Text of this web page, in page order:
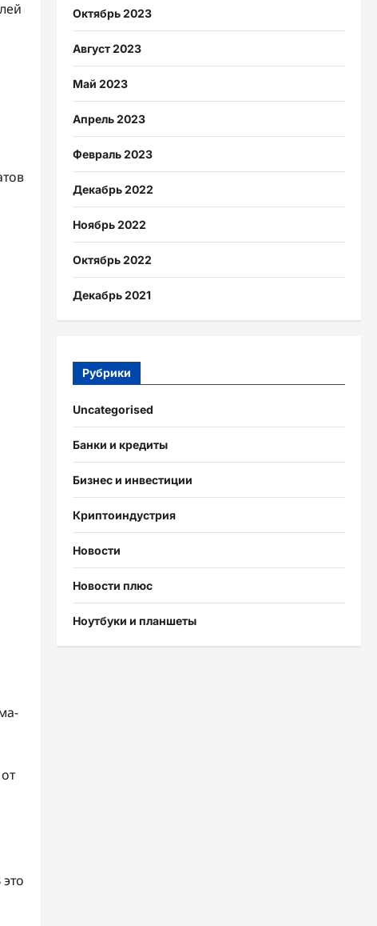
Октябрь 2023
Август 2023
Май 2023
Апрель 2023
Февраль 2023
Декабрь 2022
Ноябрь 2022
Октябрь 2022
Декабрь 2021
Рубрики
Uncategorised
Банки и кредиты
Бизнес и инвестиции
Криптоиндустрия
Новости
Новости плюс
Ноутбуки и планшеты